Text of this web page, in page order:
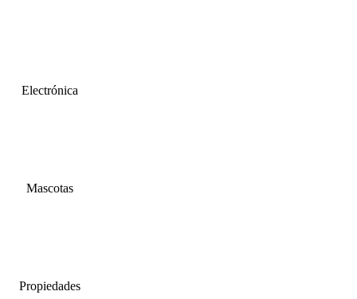
Electrónica
Mascotas
Propiedades